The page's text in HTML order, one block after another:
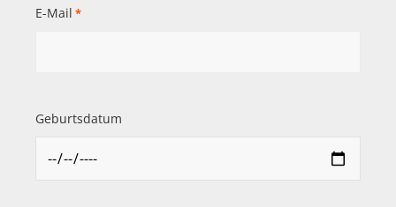
E-Mail *
Geburtsdatum